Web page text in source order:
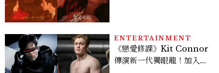
ENTERTAINMENT
《戀愛修課》Kit Connor
傳演新一代獨眼龍！加入新